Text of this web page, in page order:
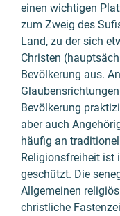
einen wichtigen
zum Zweig des
Land, zu der sich
Christen
Bevölkerung aus.
Bevölkerung
aber auch
häufig an
Religionsfreiheit ist
geschützt. Die
Allgemeinen
christliche